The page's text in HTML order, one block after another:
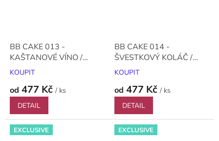
BB CAKE 013 -
KAŠTANOVÉ VÍNO /
5nitka
KOUPIT
od 477 Kč / ks
DETAIL
BB CAKE 014 -
ŠVESTKOVÝ KOLÁČ /
5nitka
KOUPIT
od 477 Kč / ks
DETAIL
EXCLUSIVE EXCLUSIVE